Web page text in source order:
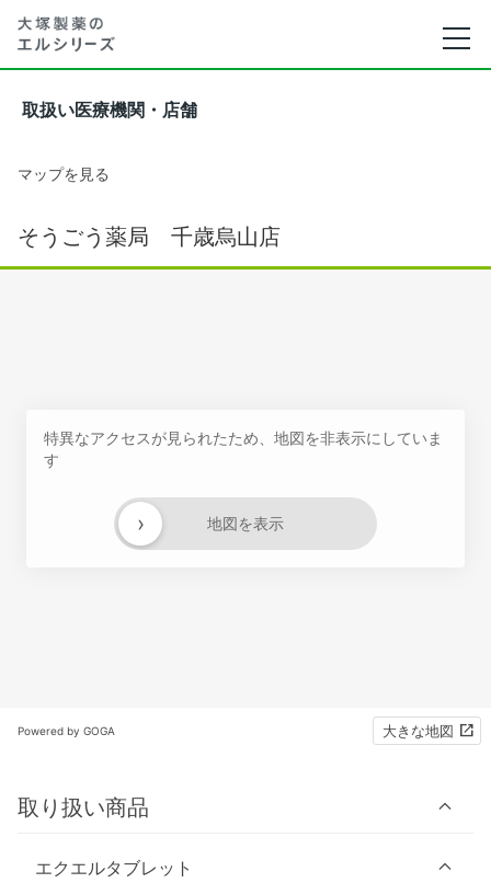
取扱い医療機関・店舗
マップを見る
そうごう薬局 千歳烏山店
特異なアクセスが見られたため、地図を非表示にしていま
す
地図を表示
›
Powered by GOGA 大きな地図
取り扱い商品
エクエルタブレット